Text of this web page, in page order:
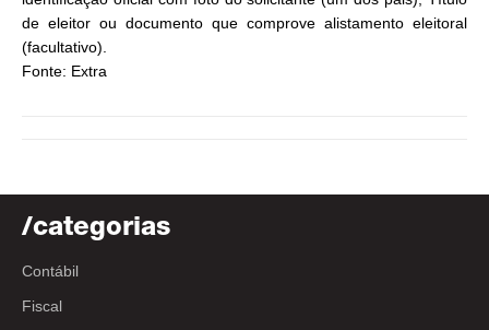
/categorias
Contábil
Fiscal
de eleitor ou documento que comprove alistamento eleitoral
(facultativo).
Fonte: Extra